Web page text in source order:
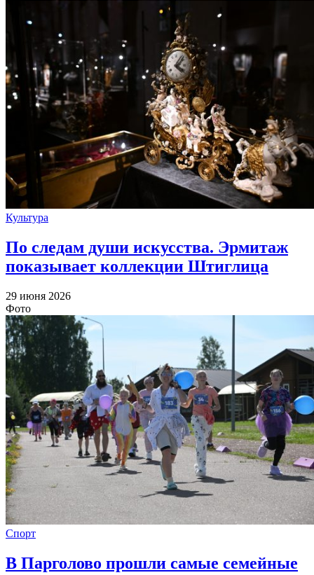
Культура
По следам души искусства. Эрмитаж
показывает коллекции Штиглица
29 июня 2026
Фото
Спорт
В Парголово прошли самые семейные